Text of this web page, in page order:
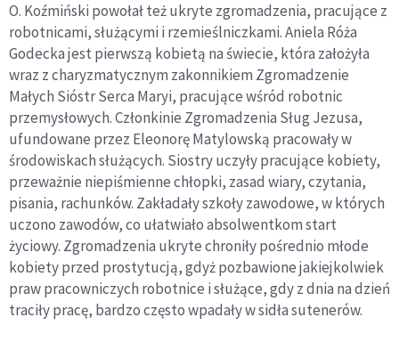
O. Koźmiński powołał też ukryte zgromadzenia, pracujące z
robotnicami, służącymi i rzemieślniczkami. Aniela Róża
Godecka jest pierwszą kobietą na świecie, która założyła
wraz z charyzmatycznym zakonnikiem Zgromadzenie
Małych Sióstr Serca Maryi, pracujące wśród robotnic
przemysłowych. Członkinie Zgromadzenia Sług Jezusa,
ufundowane przez Eleonorę Matylowską pracowały w
środowiskach służących. Siostry uczyły pracujące kobiety,
przeważnie niepiśmienne chłopki, zasad wiary, czytania,
pisania, rachunków. Zakładały szkoły zawodowe, w których
uczono zawodów, co ułatwiało absolwentkom start
życiowy. Zgromadzenia ukryte chroniły pośrednio młode
kobiety przed prostytucją, gdyż pozbawione jakiejkolwiek
praw pracowniczych robotnice i służące, gdy z dnia na dzień
traciły pracę, bardzo często wpadały w sidła sutenerów.